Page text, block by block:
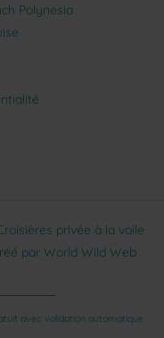
Polynesia
privée à la voile
par World Wild Web
avec validation automatique